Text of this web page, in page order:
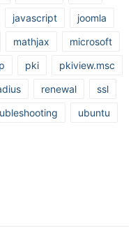
javascript
joomla
mathjax
microsoft
pki
pkiview.msc
renewal
ssl
ubuntu